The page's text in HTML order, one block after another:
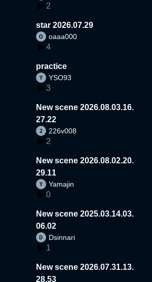
2
star 2026.07.29
oaaa000
4
practice
YSO93
3
New scene 2026.08.03.16.
27.22
226v008
2
New scene 2026.08.02.20.
29.11
Yamajin
0
New scene 2025.03.14.03.
06.02
Dsinnari
1
New scene 2026.07.31.13.
28.53